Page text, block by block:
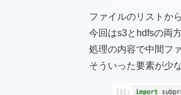
ファイルのリストか
今回はs3とhdfsの両
処理の内容で中間フ
そういった要素が少